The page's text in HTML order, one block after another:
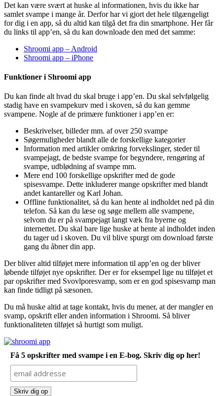
Det kan være svært at huske al informationen, hvis du ikke har
samlet svampe i mange år. Derfor har vi gjort det hele tilgængeligt
for dig i en app, så du altid kan tilgå det fra din smartphone. Her får
du links til app’en, så du kan downloade den med det samme:
Shroomi app – Android
Shroomi app – iPhone
Funktioner i Shroomi app
Du kan finde alt hvad du skal bruge i app’en. Du skal selvfølgelig
stadig have en svampekurv med i skoven, så du kan gemme
svampene. Nogle af de primære funktioner i app’en er:
Beskrivelser, billeder mm. af over 250 svampe
Søgemuligheder blandt alle de forskellige kategorier
Information med artikler omkring forvekslinger, steder til
svampejagt, de bedste svampe for begyndere, rengøring af
svampe, udblødning af svampe mm.
Mere end 100 forskellige opskrifter med de gode
spisesvampe. Dette inkluderer mange opskrifter med blandt
andet kantareller og Karl Johan.
Offline funktionalitet, så du kan hente al indholdet ned på din
telefon. Så kan du læse og søge mellem alle svampene,
selvom du er på svampejagt langt væk fra byerne og
internettet. Du skal bare lige huske at hente al indholdet inden
du tager ud i skoven. Du vil blive spurgt om download første
gang du åbner din app.
Der bliver altid tilføjet mere information til app’en og der bliver
løbende tilføjet nye opskrifter. Der er for eksempel lige nu tilføjet et
par opskrifter med Svovlporesvamp, som er en god spisesvamp man
kan finde tidligt på sæsonen.
Du må huske altid at tage kontakt, hvis du mener, at der mangler en
svamp, opskrift eller anden information i Shroomi. Så bliver
funktionaliteten tilføjet så hurtigt som muligt.
Få 5 opskrifter med svampe i en E-bog. Skriv dig op her!